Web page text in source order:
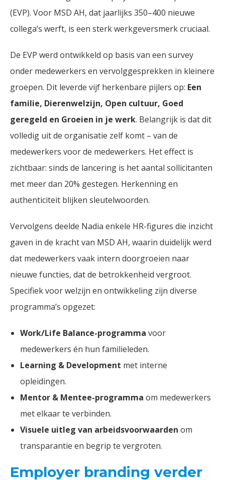
(EVP). Voor MSD AH, dat jaarlijks 350–400 nieuwe
collega’s werft, is een sterk werkgeversmerk cruciaal.
De EVP werd ontwikkeld op basis van een survey
onder medewerkers en vervolggesprekken in kleinere
groepen. Dit leverde vijf herkenbare pijlers op: Een
familie, Dierenwelzijn, Open cultuur, Goed
geregeld en Groeien in je werk. Belangrijk is dat dit
volledig uit de organisatie zelf komt – van de
medewerkers voor de medewerkers. Het effect is
zichtbaar: sinds de lancering is het aantal sollicitanten
met meer dan 20% gestegen. Herkenning en
authenticiteit blijken sleutelwoorden.
Vervolgens deelde Nadia enkele HR-figures die inzicht
gaven in de kracht van MSD AH, waarin duidelijk werd
dat medewerkers vaak intern doorgroeien naar
nieuwe functies, dat de betrokkenheid vergroot.
Specifiek voor welzijn en ontwikkeling zijn diverse
programma’s opgezet:
Work/Life Balance-programma voor
medewerkers én hun familieleden.
Learning & Development met interne
opleidingen.
Mentor & Mentee-programma om medewerkers
met elkaar te verbinden.
Visuele uitleg van arbeidsvoorwaarden om
transparantie en begrip te vergroten.
Employer branding verder